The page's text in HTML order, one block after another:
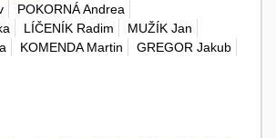
POKORNÁ Andrea
LÍČENÍK Radim
MUŽÍK Jan
KOMENDA Martin
GREGOR Jakub